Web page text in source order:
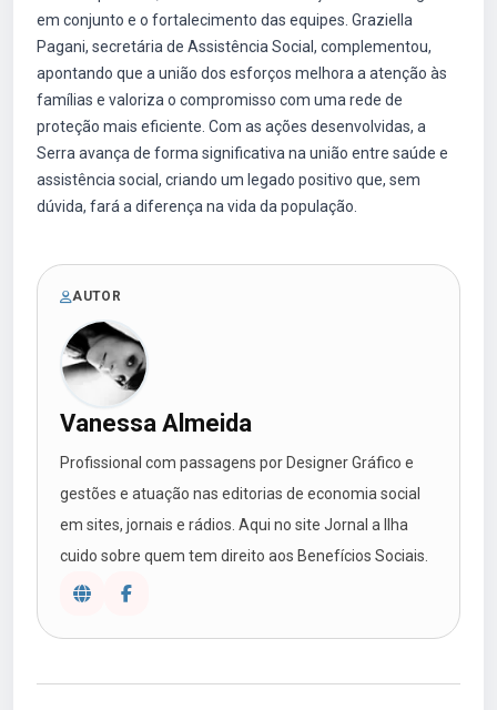
em conjunto e o fortalecimento das equipes. Graziella
Pagani, secretária de Assistência Social, complementou,
apontando que a união dos esforços melhora a atenção às
famílias e valoriza o compromisso com uma rede de
proteção mais eficiente. Com as ações desenvolvidas, a
Serra avança de forma significativa na união entre saúde e
assistência social, criando um legado positivo que, sem
dúvida, fará a diferença na vida da população.
AUTOR
Vanessa Almeida
Profissional com passagens por Designer Gráfico e
gestões e atuação nas editorias de economia social
em sites, jornais e rádios. Aqui no site Jornal a Ilha
cuido sobre quem tem direito aos Benefícios Sociais.